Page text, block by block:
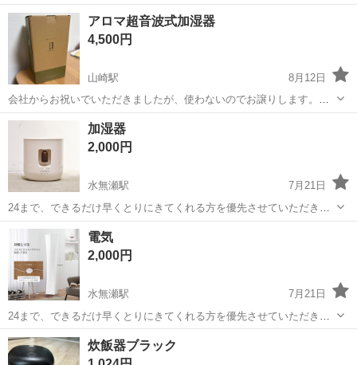
しボタン操作や出来たものの検査、 検査結果の入力など。 ・割れやす
くかつ高価な製品および機械を扱います・2～3つの作業を順番に行な
っていただきます(マルチタスク...
大阪 三島郡 水無瀬駅 工場
アロマ超音波式加湿器
4,500円
山崎駅
8月12日
会社からお祝いでいただきましたが、使わないのでお譲りします。新
品未使用です。 何か質問があればメッセージをください！
大阪 山崎駅
加湿器
2,000円
水無瀬駅
7月21日
24まで、できるだけ早くとりにきてくれる方を優先させていただきま
す。 よろしくおねがいします。
大阪 三島郡 水無瀬駅
電気
2,000円
水無瀬駅
7月21日
24まで、できるだけ早くとりにきてくれる方を優先させていただきま
す。 よろしくおねがいします。
大阪 三島郡 水無瀬駅 季節、空調家電
炊飯器ブラック